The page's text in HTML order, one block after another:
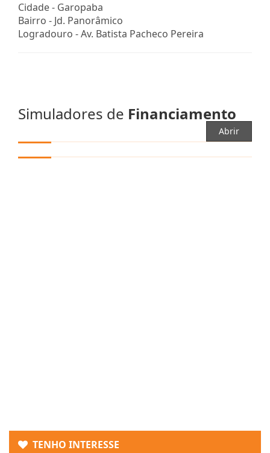
Cidade - Garopaba
Bairro - Jd. Panorâmico
Logradouro -Av. Batista Pacheco Pereira
Simuladores de Financiamento
Abrir
TENHO INTERESSE